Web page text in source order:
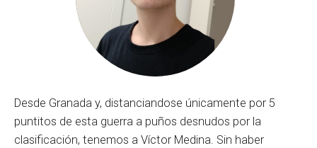
Desde Granada y, distanciandose únicamente por 5
puntitos de esta guerra a puños desnudos por la
clasificación, tenemos a Víctor Medina. Sin haber